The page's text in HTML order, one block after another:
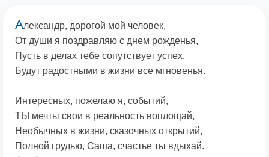
Александр, дорогой мой человек,
От души я поздравляю с днем рожденья,
Пусть в делах тебе сопутствует успех,
Будут радостными в жизни все мгновенья.
Интересных, пожелаю я, событий,
ТЫ мечты свои в реальность воплощай,
Необычных в жизни, сказочных открытий,
Полной грудью, Саша, счастье ты вдыхай.